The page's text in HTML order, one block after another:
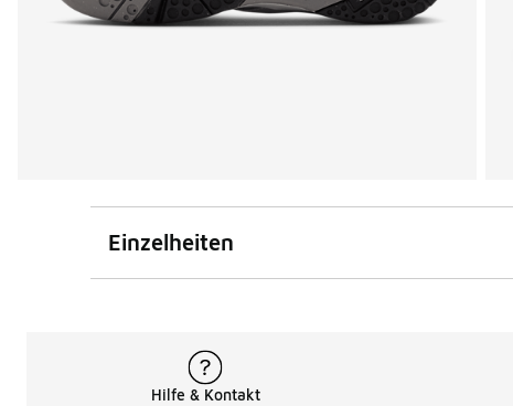
Einzelheiten
Hilfe & Kontakt